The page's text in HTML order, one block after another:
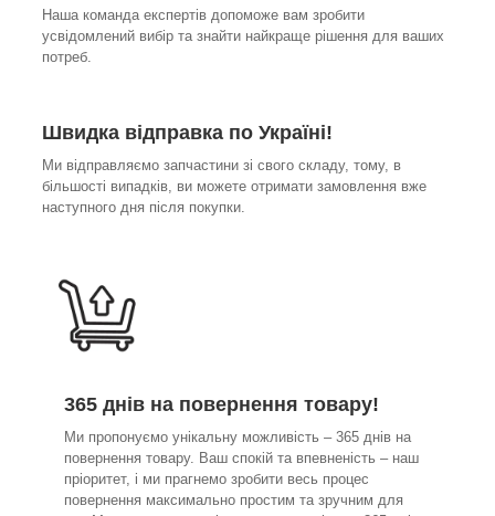
Наша команда експертів допоможе вам зробити
усвідомлений вибір та знайти найкраще рішення для ваших
потреб.
Швидка відправка по Україні!
Ми відправляємо запчастини зі свого складу, тому, в
більшості випадків, ви можете отримати замовлення вже
наступного дня після покупки.
365 днів на повернення товару!
Ми пропонуємо унікальну можливість – 365 днів на
повернення товару. Ваш спокій та впевненість – наш
пріоритет, і ми прагнемо зробити весь процес
повернення максимально простим та зручним для